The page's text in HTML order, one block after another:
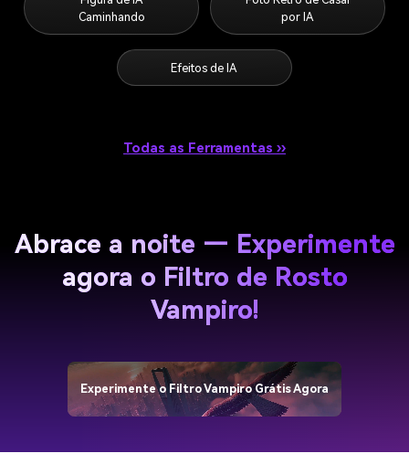
Caminhando
por IA
Efeitos de IA
Todas as Ferramentas ››
Abrace a noite — Experimente
agora o Filtro de Rosto
Vampiro!
Experimente o Filtro Vampiro Grátis Agora